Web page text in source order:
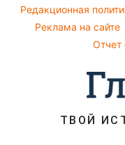
Кейт Миддлтон
Новости
Новости Днепра
Погода на завтра
Пылевая буря
Редакционная
Реклама на сайте
Отчет
ТВОЙ